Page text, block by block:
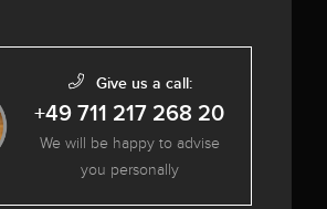
Give us a call:
+49 711 217 268 20
We will be happy to advise
you personally